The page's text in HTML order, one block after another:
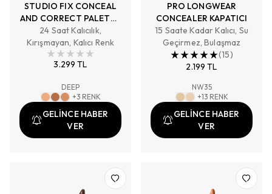
STUDIO FIX CONCEAL
AND CORRECT PALETTE
KAPATICI PALETİ
24 Saat Kalıcılık,
Kırışmayan, Kalıcı Renk
3.299 TL
DEEP
+3 RENK
GELİNCE HABER
VER
PRO LONGWEAR
CONCEALER KAPATICI
15 Saate Kadar Kalıcı, Su
Geçirmez, Bulaşmaz
(15)
2.199 TL
NW35
+13 RENK
GELİNCE HABER
VER